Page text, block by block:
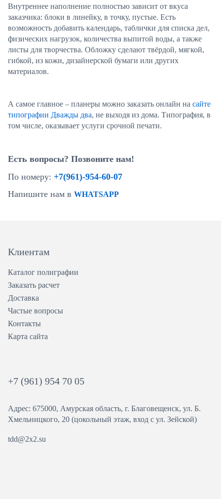
Внутреннее наполнение полностью зависит от вкуса
заказчика: блоки в линейку, в точку, пустые. Есть
возможность добавить календарь, таблички для списка дел,
физических нагрузок, количества выпитой воды, а также
листы для творчества. Обложку сделают твёрдой, мягкой,
гибкой, из кожи, дизайнерской бумаги или других
материалов.
А самое главное – планеры можно заказать онлайн на сайте
типографии Дважды два, не выходя из дома. Типография, в
том числе, оказывает услуги срочной печати.
Есть вопросы? Позвоните нам!
По номеру: +7(961)-954-60-07
Напишите нам в WHATSAPP
Клиентам
Каталог полиграфии
Заказать расчет
Доставка
Частые вопросы
Контакты
Карта сайта
+7 (961) 954 70 05
Адрес: 675000, Амурская область, г. Благовещенск, ул. ​Б.
Хмельницкого, 20 (цокольный этаж, вход с ул. Зейской)
tdd@2x2.su